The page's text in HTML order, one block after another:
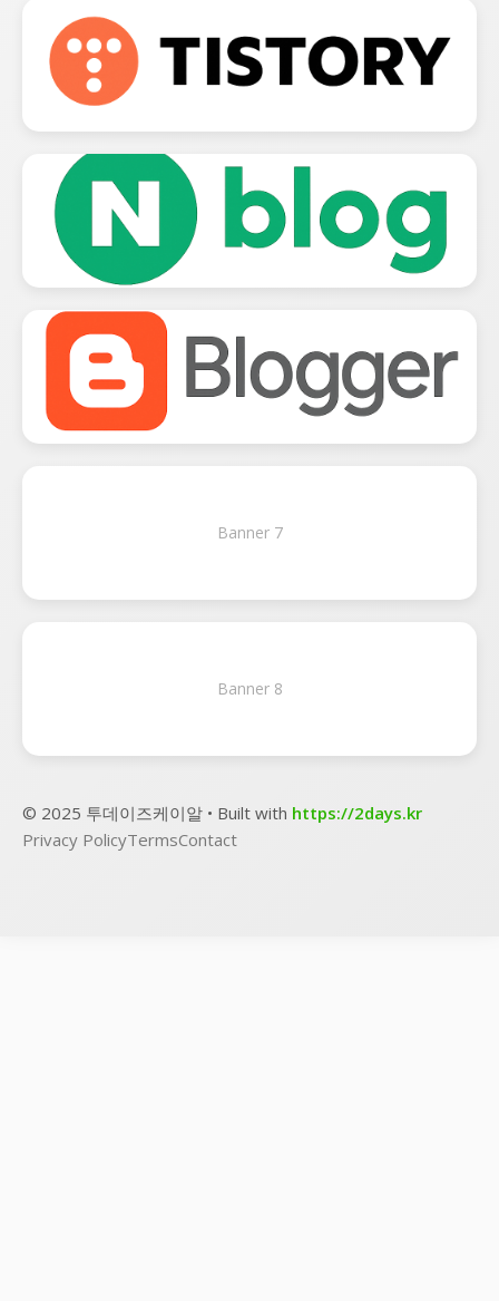
Banner 7
Banner 8
© 2025 투데이즈케이알 • Built with https://2days.kr
Privacy PolicyTermsContact